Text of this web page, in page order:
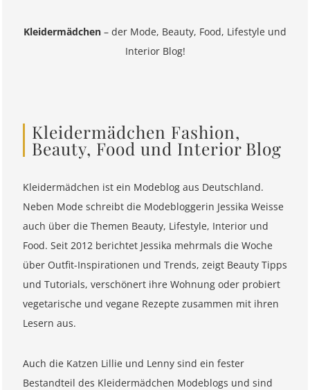
Kleidermädchen – der Mode, Beauty, Food, Lifestyle und
Interior Blog!
Kleidermädchen Fashion,
Beauty, Food und Interior Blog
Kleidermädchen ist ein Modeblog aus Deutschland.
Neben Mode schreibt die Modebloggerin Jessika Weisse
auch über die Themen Beauty, Lifestyle, Interior und
Food. Seit 2012 berichtet Jessika mehrmals die Woche
über Outfit-Inspirationen und Trends, zeigt Beauty Tipps
und Tutorials, verschönert ihre Wohnung oder probiert
vegetarische und vegane Rezepte zusammen mit ihren
Lesern aus.
Auch die Katzen Lillie und Lenny sind ein fester
Bestandteil des Kleidermädchen Modeblogs und sind